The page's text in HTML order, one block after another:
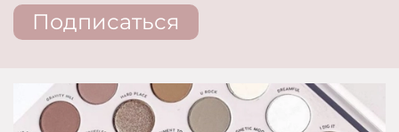
Подписаться